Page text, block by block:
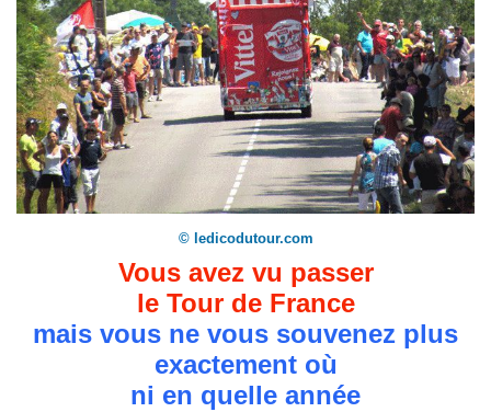
© ledicodutour.com
Vous avez vu passer
le Tour de France
mais vous ne vous souvenez plus
exactement où
ni en quelle année